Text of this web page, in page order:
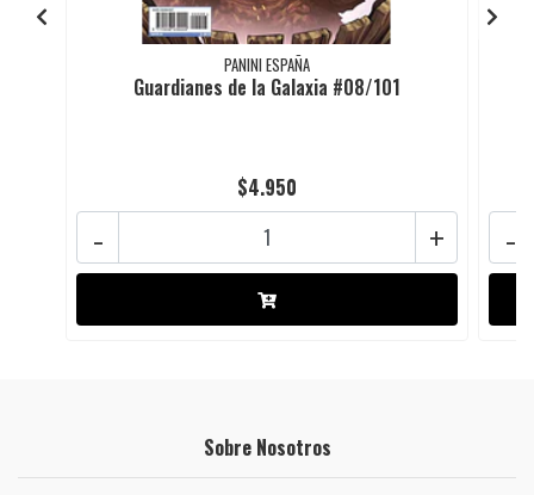
PANINI ESPAÑA
Guardianes de la Galaxia #08/101
$4.950
+
- -
Sobre Nosotros